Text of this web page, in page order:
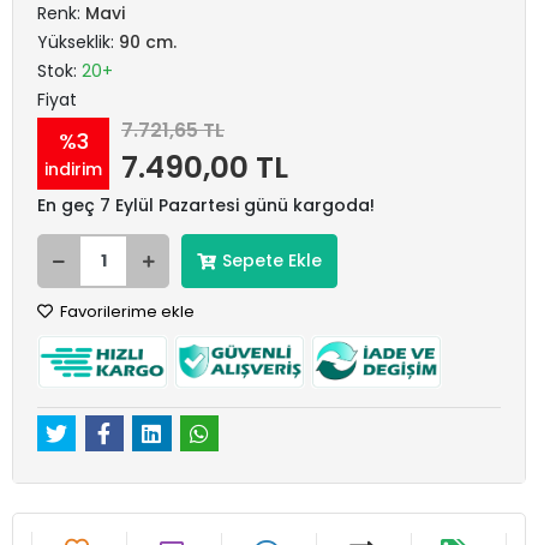
Renk: Mavi
Yükseklik: 90 cm.
Stok: 20+
Fiyat
%3
indirim
7.721,65 TL
7.490,00 TL
En geç 7 Eylül Pazartesi günü kargoda!
Sepete Ekle
Favorilerime ekle